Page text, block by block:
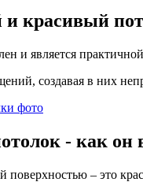
и красивый
и является
создавая в них
- как он
поверхностью – это